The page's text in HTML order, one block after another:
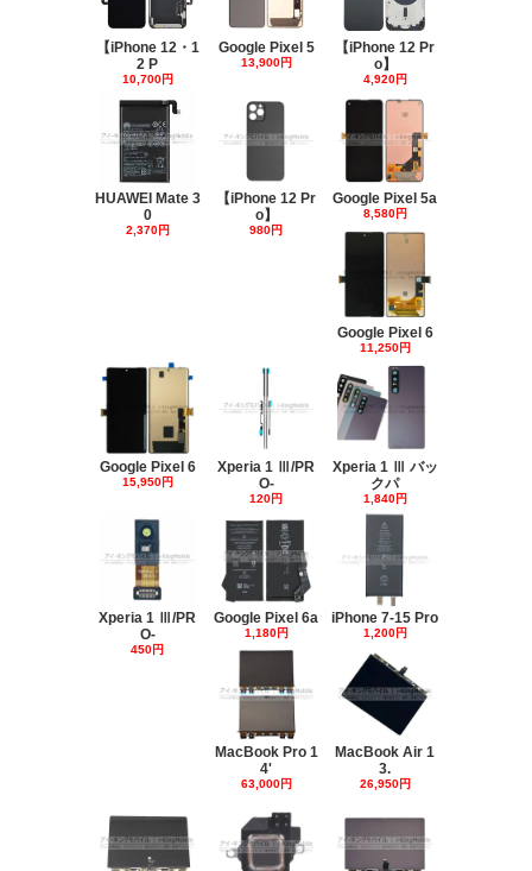
【iPhone 12・1
2 P
10,700円
Google Pixel 5
13,900円
【iPhone 12 Pr
o】
4,920円
HUAWEI Mate 3
0
2,370円
【iPhone 12 Pr
o】
980円
Google Pixel 5a
8,580円
Google Pixel 6
11,250円
Google Pixel 6
15,950円
Xperia 1 Ⅲ/PR
O-
120円
Xperia 1 Ⅲ バッ
クパ
1,840円
Xperia 1 Ⅲ/PR
O-
450円
Google Pixel 6a
1,180円
iPhone 7-15 Pro
1,200円
MacBook Pro 1
4'
63,000円
MacBook Air 1
3.
26,950円